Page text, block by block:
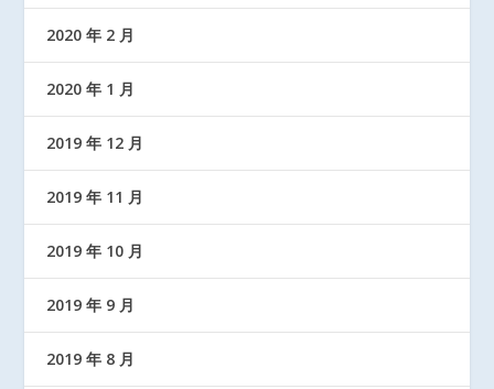
2020 年 2 月
2020 年 1 月
2019 年 12 月
2019 年 11 月
2019 年 10 月
2019 年 9 月
2019 年 8 月